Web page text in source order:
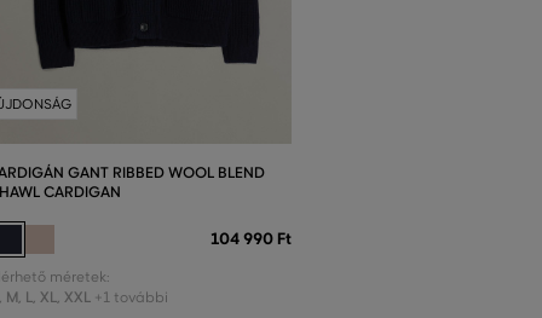
GANT RIBBED WOOL BLEND
CARDIGAN
104 990 Ft
méretek:
, M, L, XL, XXL +1 további